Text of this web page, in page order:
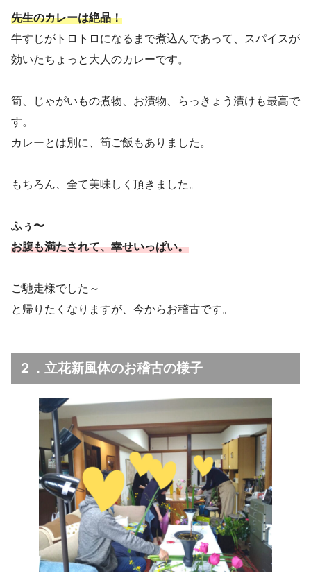
先生のカレーは絶品！
牛すじがトロトロになるまで煮込んであって、スパイスが
効いたちょっと大人のカレーです。
筍、じゃがいもの煮物、お漬物、らっきょう漬けも最高で
す。
カレーとは別に、筍ご飯もありました。
もちろん、全て美味しく頂きました。
ふぅ〜
お腹も満たされて、幸せいっぱい。
ご馳走様でした～
と帰りたくなりますが、今からお稽古です。
２．立花新風体のお稽古の様子